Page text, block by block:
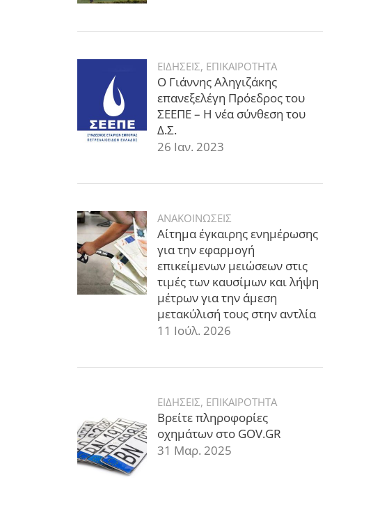
ΕΙΔΗΣΕΙΣ, ΕΠΙΚΑΙΡΟΤΗΤΑ
Ο Γιάννης Αληγιζάκης
επανεξελέγη Πρόεδρος του
ΣΕΕΠΕ – Η νέα σύνθεση του
Δ.Σ.
26 Ιαν. 2023
ΑΝΑΚΟΙΝΩΣΕΙΣ
Αίτημα έγκαιρης ενημέρωσης
για την εφαρμογή
επικείμενων μειώσεων στις
τιμές των καυσίμων και λήψη
μέτρων για την άμεση
μετακύλισή τους στην αντλία
11 Ιούλ. 2026
ΕΙΔΗΣΕΙΣ, ΕΠΙΚΑΙΡΟΤΗΤΑ
Βρείτε πληροφορίες
οχημάτων στο GOV.GR
31 Μαρ. 2025